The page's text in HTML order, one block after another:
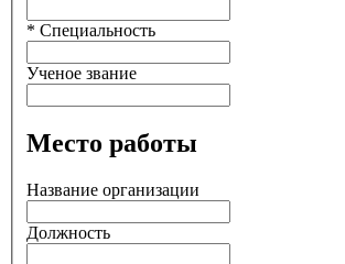
* Специальность
Ученое звание
Место работы
Название организации
Должность